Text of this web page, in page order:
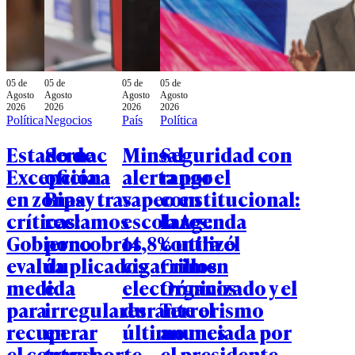
05 de
Agosto
2026
Política
Estado de
Excepción
en zonas
críticas:
Gobierno
evalúa
medida
para
recuperar
05 de
Agosto
2026
Negocios
Sernac
oficia a
Bipay tras
reclamos
por cobros
duplicados
e
irregulares
en
05 de
Agosto
2026
País
Minsal
alerta por el
vapeo en
escolares:
14,8% utilizó
cigarrillos
electrónicos
durante el
último mes
05 de
Agosto
2026
Política
Seguridad con
rango
constitucional:
la Agenda
contra el
Crimen
Organizado y el
Terrorismo
anunciada por